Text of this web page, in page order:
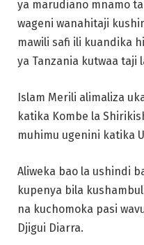
ya marudiano mnamo
wageni wanahitaji
mawili safi ili kuandika
ya Tanzania kutwaa taji
Islam Merili alimaliza
katika Kombe la
muhimu ugenini katika
Aliweka bao la ushindi
kupenya bila
na kuchomoka pasi
Djigui Diarra.